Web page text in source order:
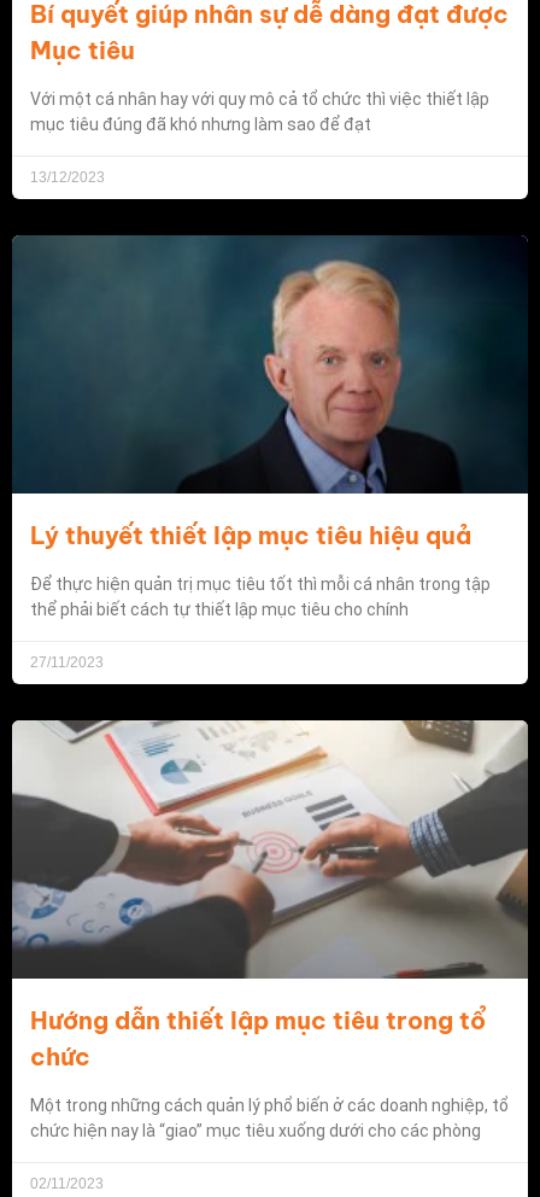
Bí quyết giúp nhân sự dễ dàng đạt được
Mục tiêu
Với một cá nhân hay với quy mô cả tổ chức thì việc thiết lập
mục tiêu đúng đã khó nhưng làm sao để đạt
13/12/2023
Lý thuyết thiết lập mục tiêu hiệu quả
Để thực hiện quản trị mục tiêu tốt thì mỗi cá nhân trong tập
thể phải biết cách tự thiết lập mục tiêu cho chính
27/11/2023
Hướng dẫn thiết lập mục tiêu trong tổ
chức
Một trong những cách quản lý phổ biến ở các doanh nghiệp, tổ
chức hiện nay là “giao” mục tiêu xuống dưới cho các phòng
02/11/2023